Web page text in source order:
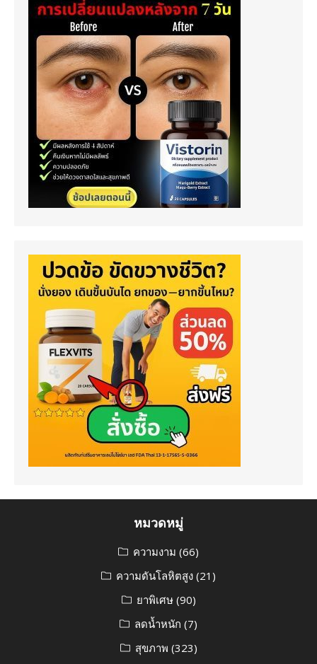
หมวดหมู่
ความงาม (66)
ความดันโลหิตสูง (21)
ยาพิเศษ(90)
ลดน้ำหนัก (7)
สุขภาพ (323)